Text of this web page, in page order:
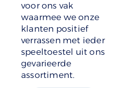
voor ons vak
waarmee we onze
klanten positief
verrassen met ieder
speeltoestel uit ons
gevarieerde
assortiment.